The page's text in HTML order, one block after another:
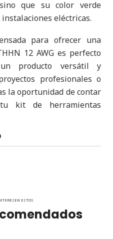
que su color verde
eléctricas.
para ofrecer una
12 AWG es perfecto
producto versátil y
profesionales o
la oportunidad de contar
kit de herramientas
ESTOS